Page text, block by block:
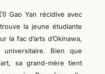
(1) Gao Yan récidive avec
la jeune étudiante
la fac d’arts d’Okinawa,
Bien que
sa grand-mère tient